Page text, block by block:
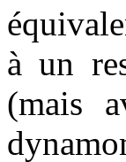
à un
(mais